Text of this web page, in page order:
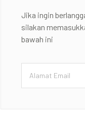
Jika ingin
silakan
bawah ini